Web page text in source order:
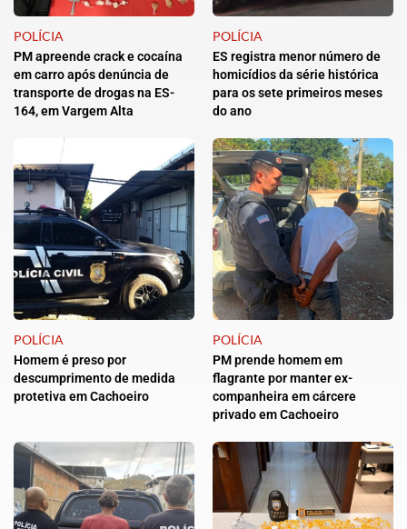
POLÍCIA
PM apreende crack e cocaína
em carro após denúncia de
transporte de drogas na ES-
164, em Vargem Alta
POLÍCIA
ES registra menor número de
homicídios da série histórica
para os sete primeiros meses
do ano
POLÍCIA
Homem é preso por
descumprimento de medida
protetiva em Cachoeiro
POLÍCIA
PM prende homem em
flagrante por manter ex-
companheira em cárcere
privado em Cachoeiro